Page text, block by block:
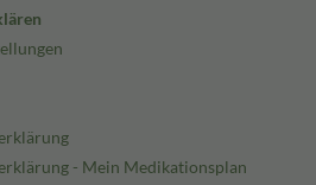
- Mein Medikationsplan